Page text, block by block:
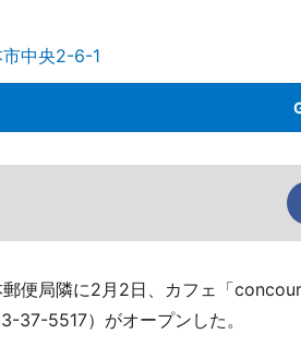
中央2-6-1
便局隣に2月2日、カフェ「
37-5517）がオープンした。